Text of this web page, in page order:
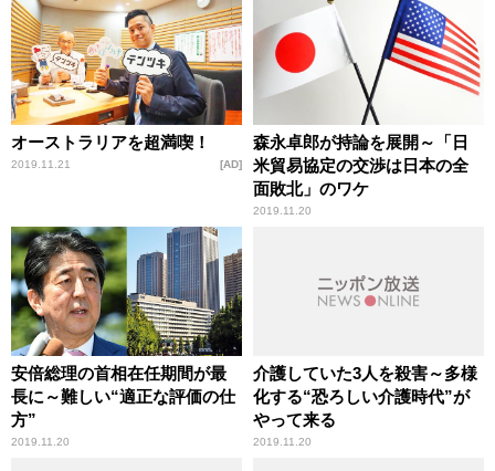
オーストラリアを超満喫！
2019.11.21 AD
森永卓郎が持論を展開～「日
米貿易協定の交渉は日本の全
面敗北」のワケ
2019.11.20
安倍総理の首相在任期間が最
長に～難しい“適正な評価の仕
方”
2019.11.20
介護していた3人を殺害～多様
化する“恐ろしい介護時代”が
やって来る
2019.11.20